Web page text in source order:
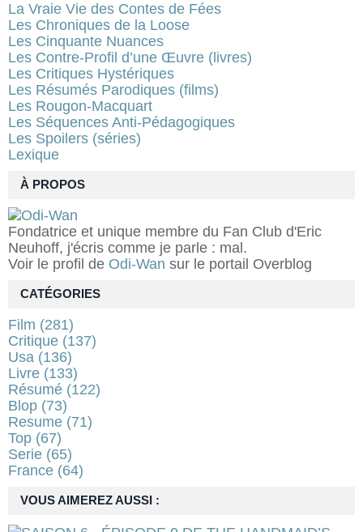
À PROPOS
Fondatrice et unique membre du Fan Club d'Eric
Neuhoff, j'écris comme je parle : mal.
Voir le profil de Odi-Wan sur le portail Overblog
VOUS AIMEREZ AUSSI :
La Vraie Vie des Contes de Fées
Les Chroniques de la Loose
Les Cinquante Nuances
Les Contre-Profil d’une Œuvre (livres)
Les Critiques Hystériques
Les Résumés Parodiques (films)
Les Rougon-Macquart
Les Séquences Anti-Pédagogiques
Les Spoilers (séries)
Lexique
CATÉGORIES
Film (281)
Critique (137)
Usa (136)
Livre (133)
Résumé (122)
Blop (73)
Resume (71)
Top (67)
Serie (65)
France (64)